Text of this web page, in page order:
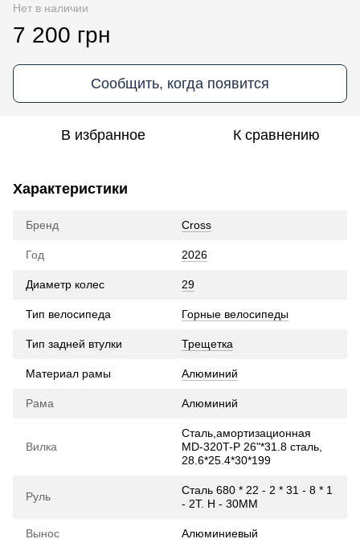
Нет в наличии
7 200 грн
Сообщить, когда появится
В избранное К сравнению
Характеристики
Бренд Cross
Год 2026
Диаметр колес 29
Тип велосипеда Горные велосипеды
Тип задней втулки Трещетка
Материал рамы Алюминий
Рама Алюминий
Вилка
Сталь,амортизационная
MD-320T-P 26"*31.8 сталь,
28.6*25.4*30*199
Руль
Сталь 680 * 22 - 2 * 31 - 8 * 1
- 2T. H - 30MM
Вынос Алюминиевый